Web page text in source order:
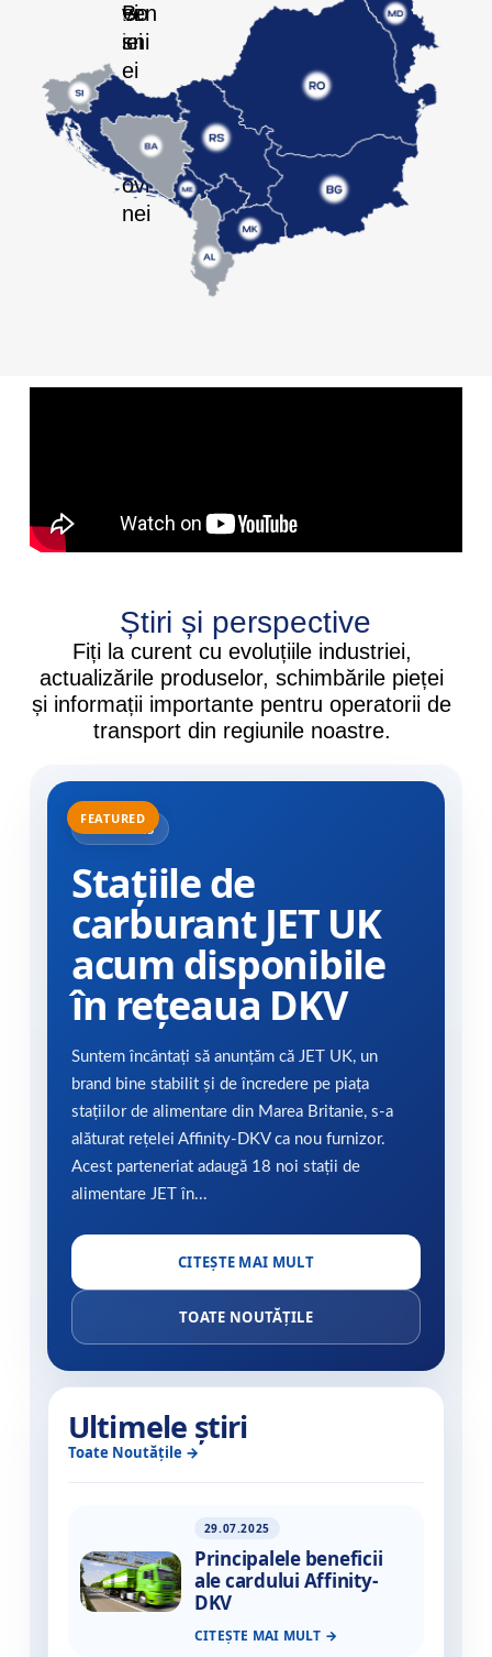
Știri și perspective
Fiți la curent cu evoluțiile industriei,
actualizările produselor, schimbările pieței
și informații importante pentru operatorii de
transport din regiunile noastre.
31.07.2025
Stațiile de
carburant JET UK
acum disponibile
în rețeaua DKV
Suntem încântați să anunțăm că JET UK, un
brand bine stabilit și de încredere pe piața
stațiilor de alimentare din Marea Britanie, s-a
alăturat rețelei Affinity-DKV ca nou furnizor.
Acest parteneriat adaugă 18 noi stații de
alimentare JET în...
CITEȘTE MAI MULT
TOATE NOUTĂȚILE
Ultimele știri
Toate Noutățile
29.07.2025
Principalele beneficii
ale cardului Affinity-
DKV
CITEȘTE MAI MULT